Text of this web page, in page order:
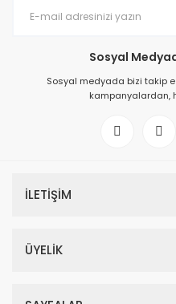
Sosyal
Sosyal medyada bizi takip
kampanyalardan,
İLETİŞİM
ÜYELİK